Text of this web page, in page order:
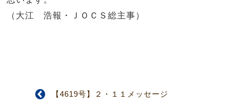
（大江 浩報・ＪＯＣＳ総主事）
【4619号】２・１１メッセージ